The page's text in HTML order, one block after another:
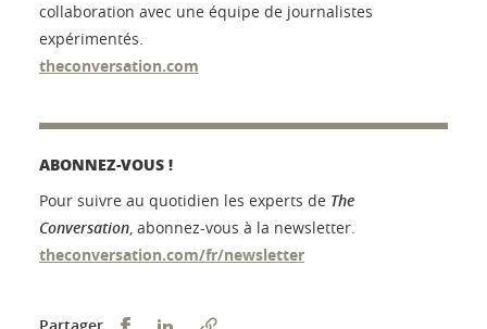
collaboration avec une équipe de journalistes
expérimentés.
theconversation.com
ABONNEZ-VOUS !
Pour suivre au quotidien les experts de The
Conversation, abonnez-vous à la newsletter.
theconversation.com/fr/newsletter
Partager sur Facebook
Partager sur LinkedIn